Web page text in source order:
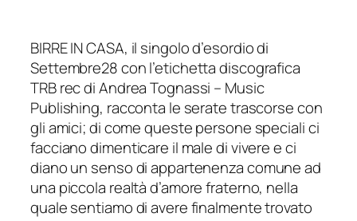
BIRRE IN CASA, il singolo d’esordio di
Settembre28 con l’etichetta discografica
TRB rec di Andrea Tognassi – Music
Publishing, racconta le serate trascorse con
gli amici; di come queste persone speciali ci
facciano dimenticare il male di vivere e ci
diano un senso di appartenenza comune ad
una piccola realtà d’amore fraterno, nella
quale sentiamo di avere finalmente trovato